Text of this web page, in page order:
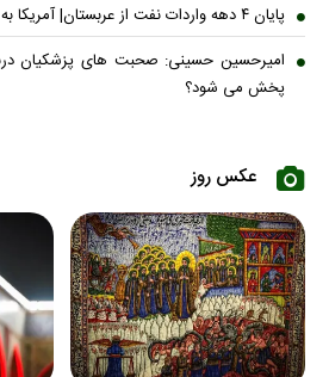
پایان ۴ دهه واردات نفت از عربستان| آمریکا به سراغ ونزوئلا رفت
امیرحسین حسینی: صحبت های پزشکیان
پخش می شود؟
عکس روز